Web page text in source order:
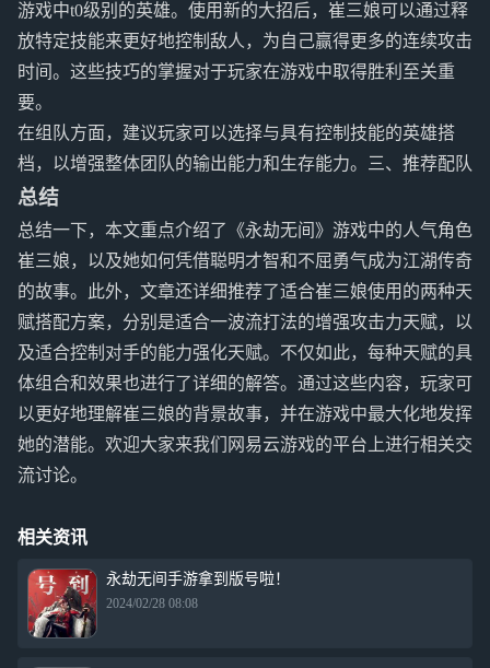
游戏中t0级别的英雄。使用新的大招后，崔三娘可以通过释
放特定技能来更好地控制敌人，为自己赢得更多的连续攻击
时间。这些技巧的掌握对于玩家在游戏中取得胜利至关重
要。
在组队方面，建议玩家可以选择与具有控制技能的英雄搭
档，以增强整体团队的输出能力和生存能力。三、推荐配队
总结
总结一下，本文重点介绍了《永劫无间》游戏中的人气角色
崔三娘，以及她如何凭借聪明才智和不屈勇气成为江湖传奇
的故事。此外，文章还详细推荐了适合崔三娘使用的两种天
赋搭配方案，分别是适合一波流打法的增强攻击力天赋，以
及适合控制对手的能力强化天赋。不仅如此，每种天赋的具
体组合和效果也进行了详细的解答。通过这些内容，玩家可
以更好地理解崔三娘的背景故事，并在游戏中最大化地发挥
她的潜能。欢迎大家来我们网易云游戏的平台上进行相关交
流讨论。
相关资讯
永劫无间手游拿到版号啦！
2024/02/28 08:08